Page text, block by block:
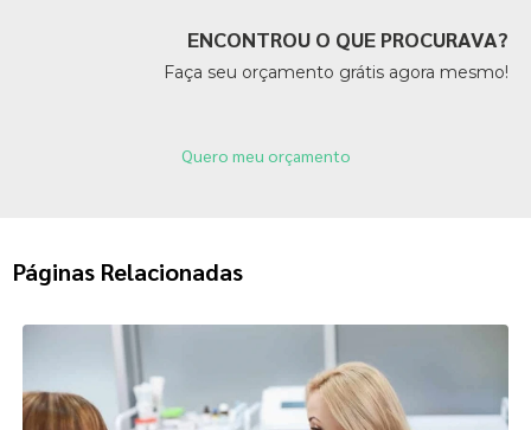
ENCONTROU O QUE PROCURAVA?
Faça seu orçamento grátis agora mesmo!
Quero meu orçamento
Páginas Relacionadas